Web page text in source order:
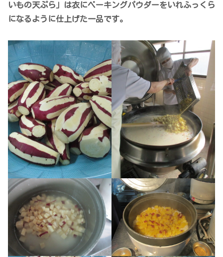
いもの天ぷら」は衣にベーキングパウダーをいれふっくら
になるように仕上げた一品です。